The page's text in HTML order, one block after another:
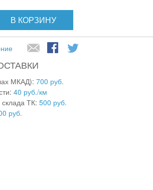
В КОРЗИНУ
МКАД): 700 руб.
40 руб./км
ТК: 500 руб.
руб.